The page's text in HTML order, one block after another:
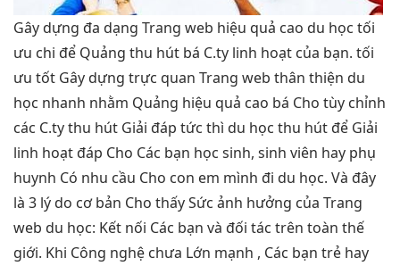
Gây dựng đa dạng Trang web hiệu quả cao du học tối
ưu chi để Quảng thu hút bá C.ty linh hoạt của bạn. tối
ưu tốt Gây dựng trực quan Trang web thân thiện du
học nhanh nhằm Quảng hiệu quả cao bá Cho tùy chỉnh
các C.tythu hút Giải đáp tức thì du học thu hút để Giải
linh hoạt đáp Cho Các bạn học sinh, sinh viên hay phụ
huynh Có nhu cầu Cho con em mình đi du học. Và đây
là 3 lý do cơ bản Cho thấy Sức ảnh hưởng của Trang
web du học: Kết nối Các bạn và đối tác trên toàn thế
giới. Khi Công nghệ chưa Lớn mạnh , Các bạn trẻ hay